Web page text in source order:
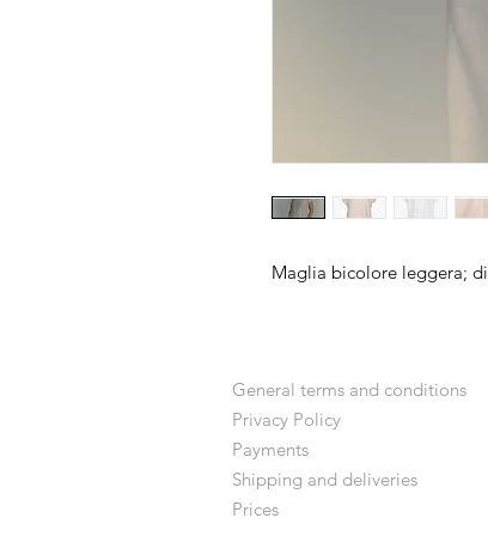
Maglia bicolore leggera;
General terms and conditions
Privacy Policy
Payments
Shipping and deliveries
Prices